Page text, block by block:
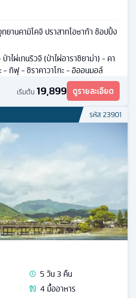
ยานคามิโคจิ ปราสาทโอซาก้า ช้อปปิ้ง
าไผ่เทนริวจิ (ป่าไผ่อาราชิยาม่า) - คา
- กิฟุ - ชิราคาวาโกะ - อิออนมอล์
เริ่มต้น 19,899 ดูรายละเอียด
รหัส23901
5วัน3 คืน
4 มื้ออาหาร